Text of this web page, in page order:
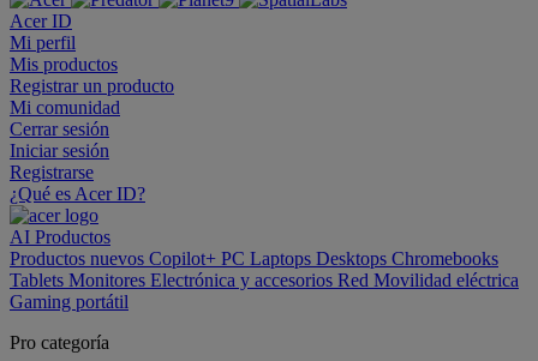
Acer ID
Mi perfil
Mis productos
Registrar un producto
Mi comunidad
Cerrar sesión
Iniciar sesión
Registrarse
¿Qué es Acer ID?
AI Productos
Productos nuevos Copilot+ PC Laptops Desktops Chromebooks
Tablets Monitores Electrónica y accesorios Red Movilidad eléctrica
Gaming portátil
Pro categoría